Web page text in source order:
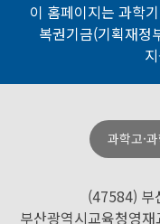
이 홈페이지는 과학
복권기금(기획재정
과학고·
(47584) 부
부산광역시교육청영